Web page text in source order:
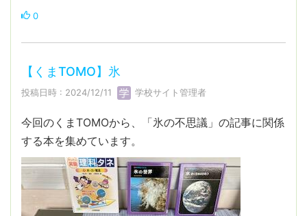
0
【くまTOMO】氷
投稿日時 : 2024/12/11 学校サイト管理者
今回のくまTOMOから、「氷の不思議」の記事に関係
する本を集めています。